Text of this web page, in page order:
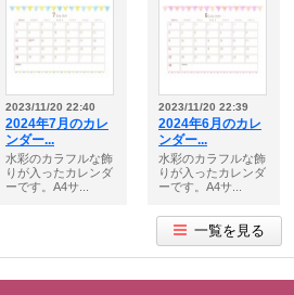
2023/11/20 22:40
2024年7月のカレ
ンダー...
水彩のカラフルな飾
りが入ったカレンダ
ーです。A4サ...
2023/11/20 22:39
2024年6月のカレ
ンダー...
水彩のカラフルな飾
りが入ったカレンダ
ーです。A4サ...
一覧を見る